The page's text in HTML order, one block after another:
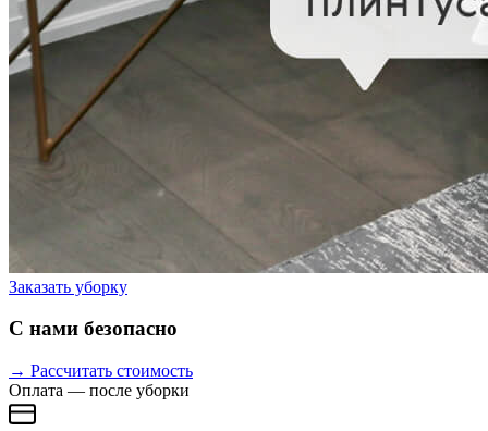
Заказать уборку
С нами безопасно
→ Рассчитать стоимость
Оплата — после уборки